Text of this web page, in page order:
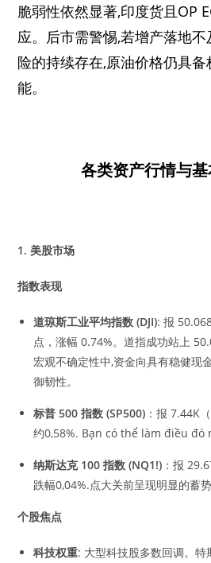
脆弱性依然显著,印度货且OP
应。后市需警惕,若增产落地
险的持续存在,原油价格仍具
能。
各类资产行情与
1.美股市场
指数表现
道琼斯工业平均指数 (DJI): 报
点，涨幅 0.74%。道指成功站上
宏观不确定性中,资金向具有稳健现
御韧性。
标普 500指数 (SP500) ：报 7.44K
约0,58%. Bạn có thể làm điều đó
纳斯达克100指数 (NQ1!) ：报
跌幅0,04%.点大关前呈现明显的蓄
个股焦点
科技权重: 大型科技股多数回调。特